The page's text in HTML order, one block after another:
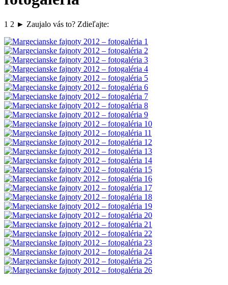
1 2 ► Zaujalo vás to? Zdieľajte: